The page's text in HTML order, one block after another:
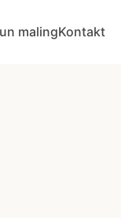
malingKontakt